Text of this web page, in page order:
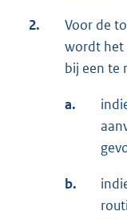
2.
Voor de
wordt het
bij een te
a.
b.